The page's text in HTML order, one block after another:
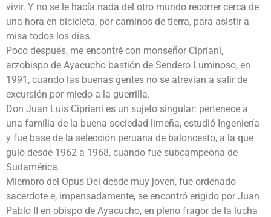
vivir. Y no se le hacía nada del otro mundo recorrer cerca de
una hora en bicicleta, por caminos de tierra, para asistir a
misa todos los días.
Poco después, me encontré con monseñor Cipriani,
arzobispo de Ayacucho bastión de Sendero Luminoso, en
1991, cuando las buenas gentes no se atrevían a salir de
excursión por miedo a la guerrilla.
Don Juan Luis Cipriani es un sujeto singular: pertenece a
una familia de la buena sociedad limeña, estudió Ingeniería
y fue base de la selección peruana de baloncesto, a la que
guió desde 1962 a 1968, cuando fue subcampeona de
Sudamérica.
Miembro del Opus Dei desde muy joven, fue ordenado
sacerdote e, impensadamente, se encontró erigido por Juan
Pablo II en obispo de Ayacucho, en pleno fragor de la lucha